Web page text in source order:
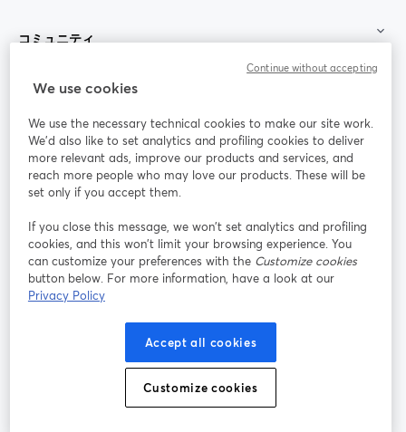
コミュニティ
StreamYard：
参加する
ライ
ンセ
ミナ
ー
Facebook
新しいタブで開く(Twitter)
YouTube
Instagram
新しいタブで開く
LinkedIn
新しいタブで開く
新しいタブで開く
プラットフォーム利用規約
個人情報保護方針 クッキーポリシー
We use cookies
We use the necessary technical cookies to make our site work.
We'd also like to set analytics and profiling cookies to deliver
more relevant ads, improve our products and services, and
reach more people who may love our products. These will be
set only if you accept them.
If you close this message, we won’t set analytics and profiling
cookies, and this won’t limit your browsing experience. You
can customize your preferences with the Customize cookies
button below. For more information, have a look at our
Privacy Policy
Accept all cookies
Customize cookies
Continue without accepting